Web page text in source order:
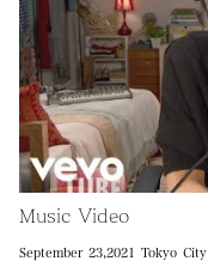
Music Video
September 23,2021 Tokyo City